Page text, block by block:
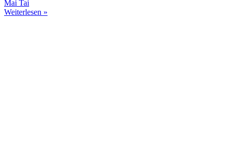
Mai Tai
Weiterlesen »